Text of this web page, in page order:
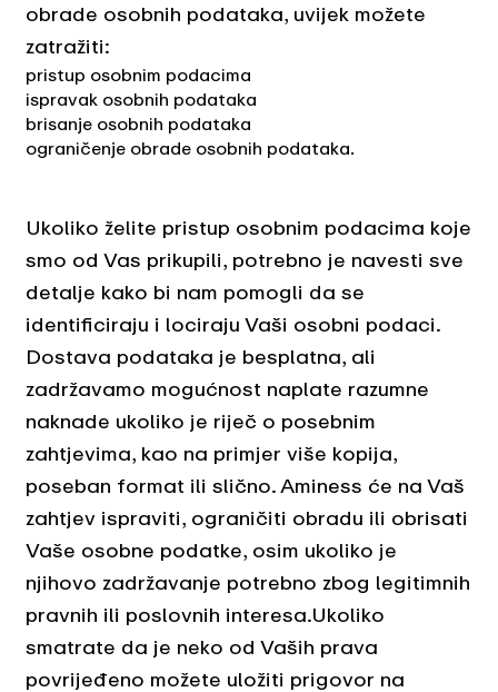
obrade osobnih podataka, uvijek možete
zatražiti:
pristup osobnim podacima
ispravak osobnih podataka
brisanje osobnih podataka
ograničenje obrade osobnih podataka.
Ukoliko želite pristup osobnim podacima koje
smo od Vas prikupili, potrebno je navesti sve
detalje kako bi nam pomogli da se
identificiraju i lociraju Vaši osobni podaci.
Dostava podataka je besplatna, ali
zadržavamo mogućnost naplate razumne
naknade ukoliko je riječ o posebnim
zahtjevima, kao na primjer više kopija,
poseban format ili slično. Aminess će na Vaš
zahtjev ispraviti, ograničiti obradu ili obrisati
Vaše osobne podatke, osim ukoliko je
njihovo zadržavanje potrebno zbog legitimnih
pravnih ili poslovnih interesa.Ukoliko
smatrate da je neko od Vaših prava
povrijeđeno možete uložiti prigovor na